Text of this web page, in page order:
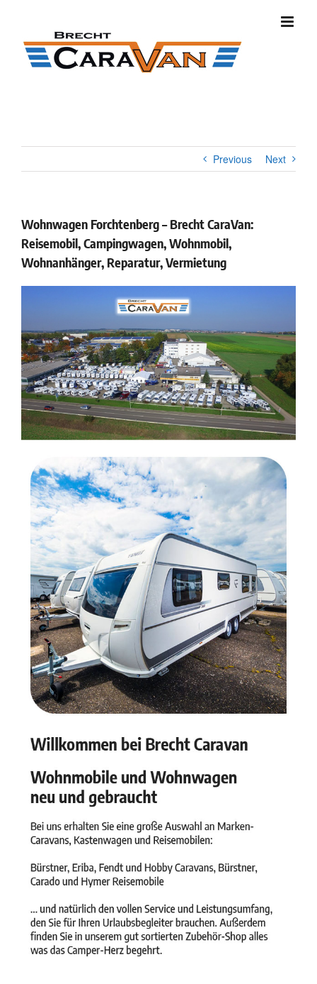
Previous Next
Wohnwagen Forchtenberg – Brecht CaraVan:
Reisemobil, Campingwagen, Wohnmobil,
Wohnanhänger, Reparatur, Vermietung